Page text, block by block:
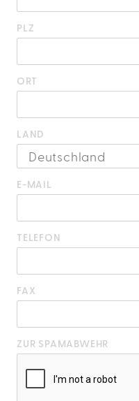
PLZ
ORT
LAND
E-MAIL
TELEFON
FAX
ZUR SPAMABWEHR